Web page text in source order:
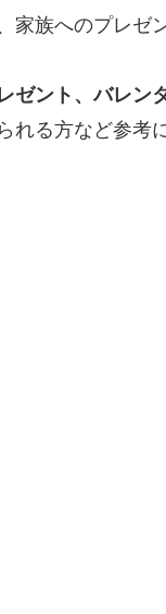
家族へのプレゼ
ゼント、バレン
れる方など参考